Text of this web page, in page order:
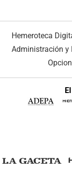
Hemeroteca
Administración y